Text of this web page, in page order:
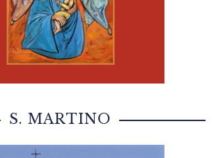
S. MARTINO